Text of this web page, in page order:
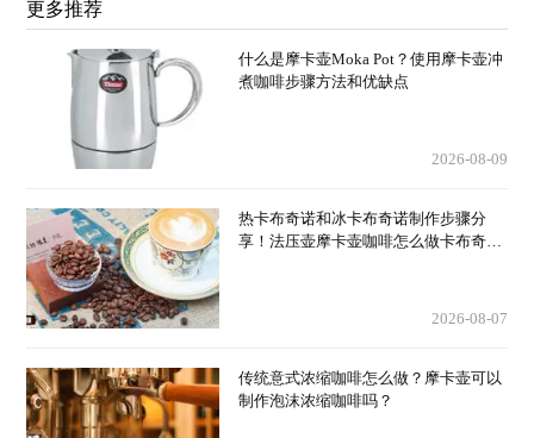
更多推荐
什么是摩卡壶Moka Pot？使用摩卡壶冲
煮咖啡步骤方法和优缺点
2026-08-09
热卡布奇诺和冰卡布奇诺制作步骤分
享！法压壶摩卡壶咖啡怎么做卡布奇诺
2026-08-07
传统意式浓缩咖啡怎么做？摩卡壶可以
制作泡沫浓缩咖啡吗？